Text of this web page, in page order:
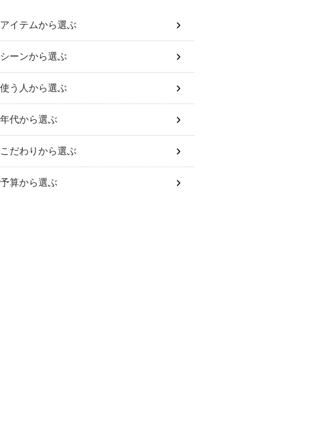
アイテムから選ぶ
シーンから選ぶ
使う人から選ぶ
年代から選ぶ
こだわりから選ぶ
予算から選ぶ